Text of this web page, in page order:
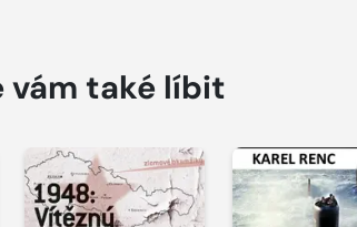
vám také líbit